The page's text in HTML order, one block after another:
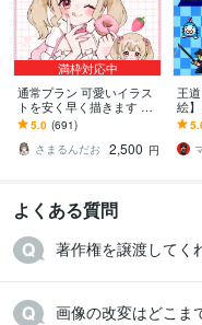
満枠対応中
通常プラン 可愛いイラス
トを安く早く描きます 歌
ってみた、グッズなど…
用途に合わせた貴方だけ
のイラストを！
5.0 (691)
さまるんだお
2,500 円
王
絵
す
く
K
よくある質問
著作権を譲渡してく
画像の改変はどこま